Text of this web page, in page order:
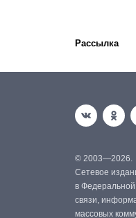
Рассылка
© 2003—2026.
Сетевое
в
связи,
массовых